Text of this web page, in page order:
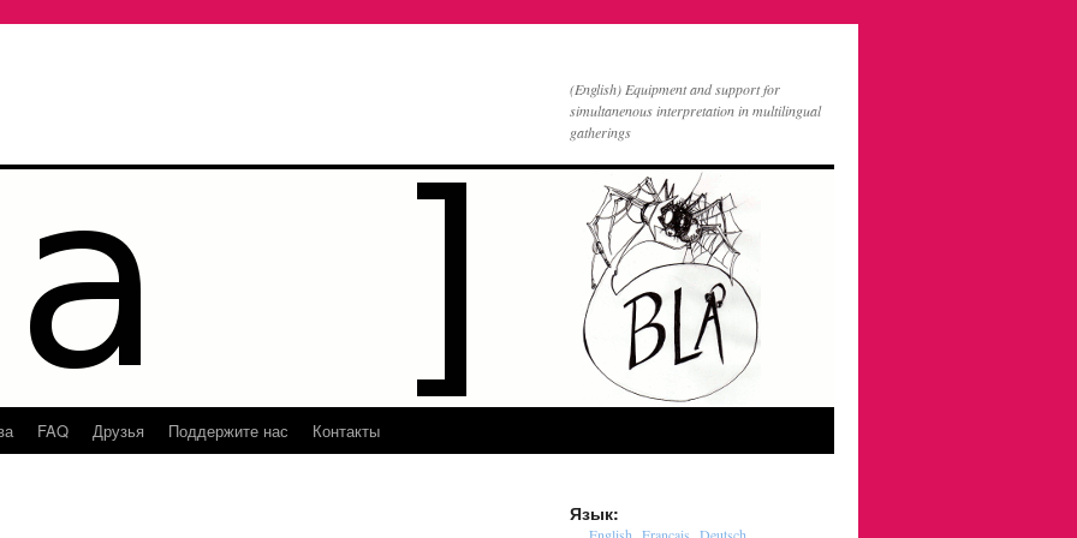
(English) Equipment and support for
simultanenous interpretation in multilingual
gatherings
FAQ Друзья Поддержите нас Контакты
Язык: